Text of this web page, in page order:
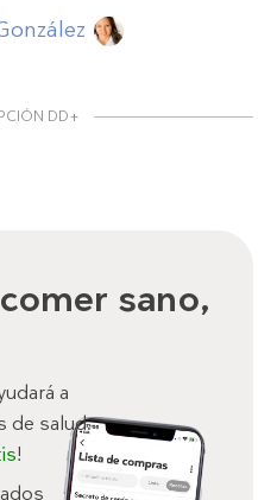
DD+
sano,
a
de salud.
!